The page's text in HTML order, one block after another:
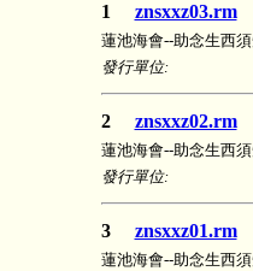
1 znsxxz03.rm
蓮池海會--助念生西
發行單位:
2 znsxxz02.rm
蓮池海會--助念生西
發行單位:
3 znsxxz01.rm
蓮池海會--助念生西